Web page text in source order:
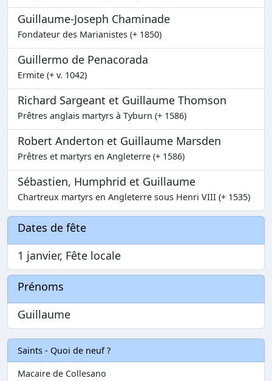
Guillaume-Joseph Chaminade
Fondateur des Marianistes (+ 1850)
Guillermo de Penacorada
Ermite (+ v. 1042)
Richard Sargeant et Guillaume Thomson
Prêtres anglais martyrs à Tyburn (+ 1586)
Robert Anderton et Guillaume Marsden
Prêtres et martyrs en Angleterre (+ 1586)
Sébastien, Humphrid et Guillaume
Chartreux martyrs en Angleterre sous Henri VIII (+ 1535)
Dates de fête
1 janvier, Fête locale
Prénoms
Guillaume
Saints - Quoi de neuf ?
Macaire de Collesano